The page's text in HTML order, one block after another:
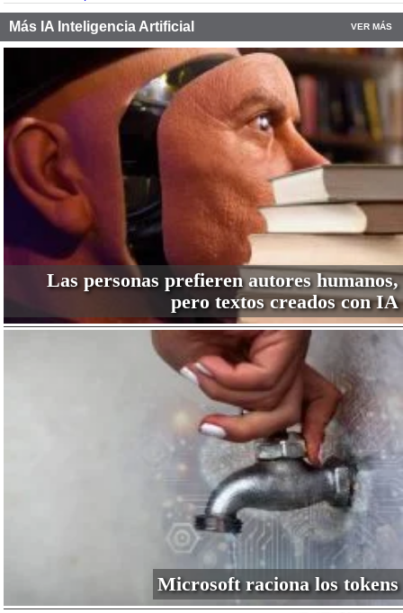
Más IA Inteligencia Artificial VER MÁS
Las personas prefieren autores humanos,
pero textos creados con IA
Microsoft raciona los tokens